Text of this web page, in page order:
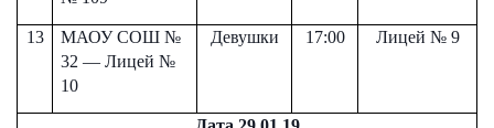
13
МАОУ СОШ №
32 — Лицей №
10
Девушки 17:00 Лицей № 9